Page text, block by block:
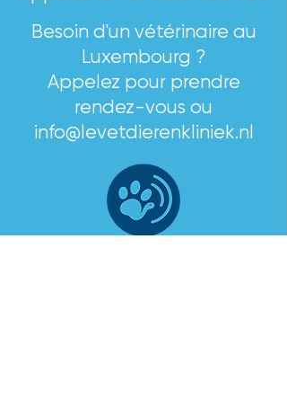
voldoen.
Besoin d'un vétérinaire au
Luxembourg ?
Appelez pour prendre
rendez-vous ou
info@levetdierenkliniek.nl